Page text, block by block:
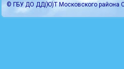
© ГБУ ДО ДД(Ю)Т Московского района